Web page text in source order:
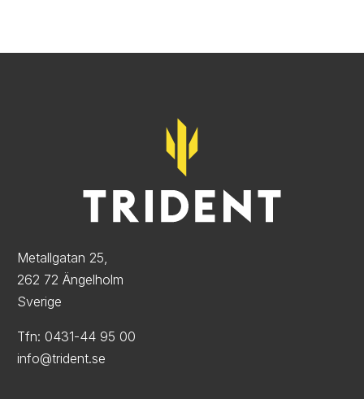
Metallgatan 25,
262 72 Ängelholm
Sverige
Tfn: 0431-44 95 00
info@trident.se